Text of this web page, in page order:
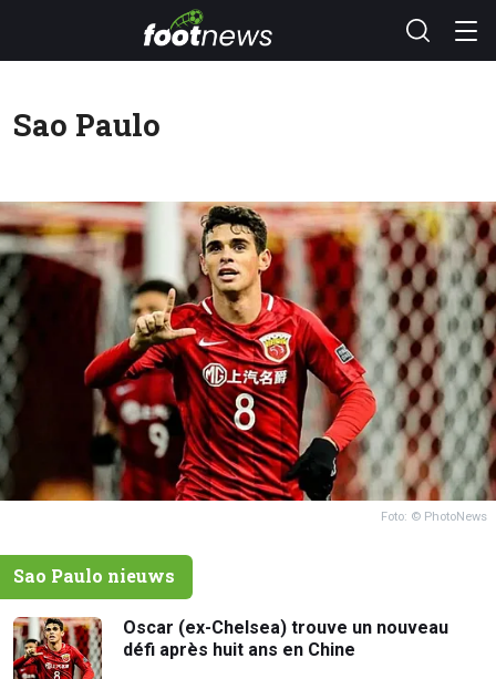
Sao Paulo
Foto: © PhotoNews
Sao Paulo nieuws
Oscar (ex-Chelsea) trouve un nouveau
défi après huit ans en Chine